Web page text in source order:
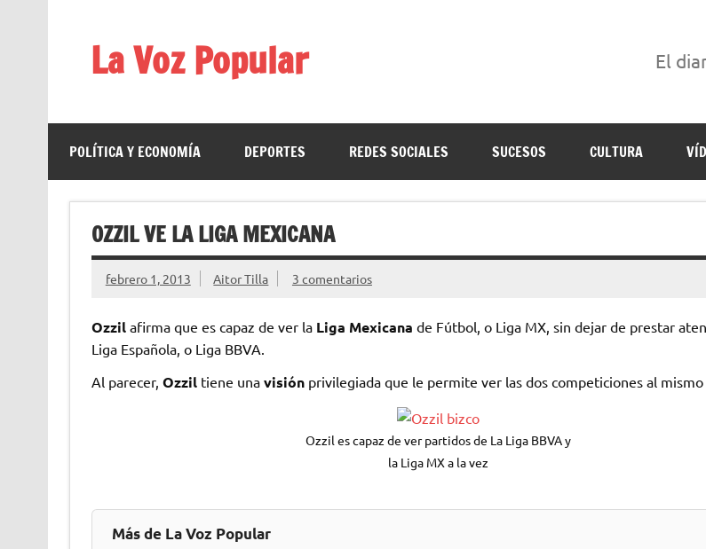
La Voz Popular El
POLÍTICA Y ECONOMÍA DEPORTES REDES SOCIALES SUCESOS CULTURA
OZZIL VE LA LIGA MEXICANA
febrero 1, 2013 Aitor Tilla 3 comentarios
Ozzilafirma que es capaz de ver la Liga Mexicana de Fútbol, o Liga MX, sin dejar de prestar
Liga Española, o Liga BBVA.
Al parecer, Ozziltiene una visiónprivilegiada que le permite ver las dos competiciones al
Ozzil es capaz de ver partidos de La Liga BBVA y
la Liga MX a la vez
Más de La Voz Popular